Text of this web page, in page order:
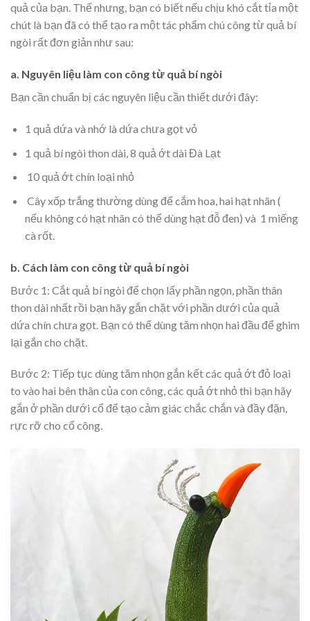
quả của bạn. Thế nhưng, bạn có biết nếu chịu khó cắt tỉa một
chút là bạn đã có thể tạo ra một tác phẩm chú công từ quả bí
ngòi rất đơn giản như sau:
a. Nguyên liệu làm con công từ quả bí ngòi
Bạn cần chuẩn bị các nguyên liệu cần thiết dưới đây:
1 quả dứa và nhớ là dứa chưa gọt vỏ
1 quả bí ngòi thon dài, 8 quả ớt dài Đà Lạt
10 quả ớt chín loại nhỏ
Cây xốp trắng thường dùng để cắm hoa, hai hạt nhãn (
nếu không có hạt nhãn có thể dùng hạt đỗ đen) và 1 miếng
cà rốt.
b. Cách làm con công từ quả bí ngòi
Bước 1: Cắt quả bí ngòi để chọn lấy phần ngọn, phần thân
thon dài nhất rồi bạn hãy gắn chặt với phần dưới của quả
dứa chín chưa gọt. Bạn có thể dùng tăm nhọn hai đầu để ghim
lại gắn cho chặt.
Bước 2: Tiếp tục dùng tăm nhọn gắn kết các quả ớt đỏ loại
to vào hai bên thân của con công, các quả ớt nhỏ thì bạn hãy
gắn ở phần dưới cổ để tạo cảm giác chắc chắn và đầy đặn,
rực rỡ cho cổ công.